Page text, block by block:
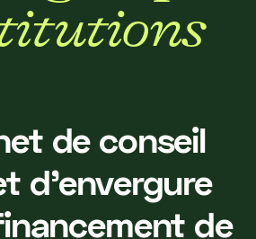
itutions
de conseil
d’envergure
de